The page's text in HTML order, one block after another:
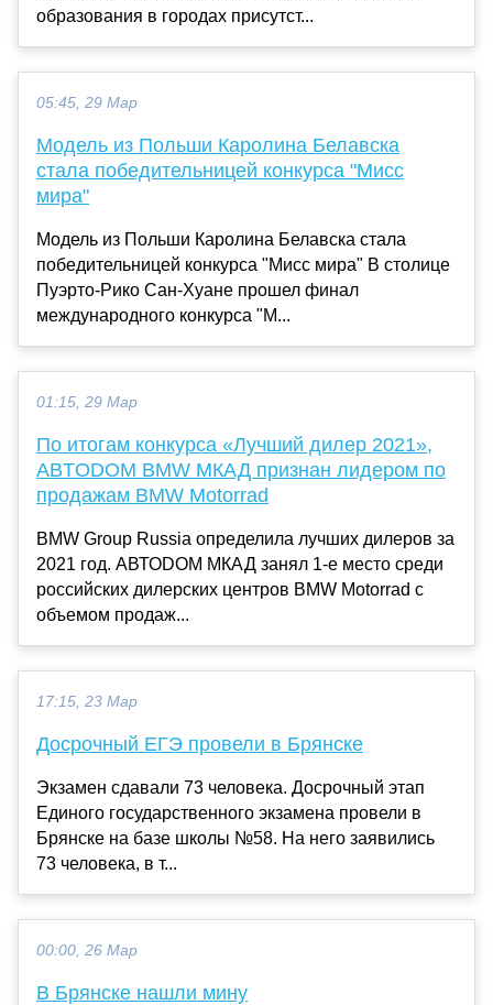
образования в городах присутст...
05:45, 29 Мар
Модель из Польши Каролина Белавска
стала победительницей конкурса "Мисс
мира"
Модель из Польши Каролина Белавска стала
победительницей конкурса "Мисс мира" В столице
Пуэрто-Рико Сан-Хуане прошел финал
международного конкурса "М...
01:15, 29 Мар
По итогам конкурса «Лучший дилер 2021»,
ABTODOM BMW МКАД признан лидером по
продажам BMW Motorrad
BMW Group Russia определила лучших дилеров за
2021 год. АВТОDОМ МКАД занял 1-е место среди
российских дилерских центров BMW Motorrad с
объемом продаж...
17:15, 23 Мар
Досрочный ЕГЭ провели в Брянске
Экзамен сдавали 73 человека. Досрочный этап
Единого государственного экзамена провели в
Брянске на базе школы №58. На него заявились
73 человека, в т...
00:00, 26 Мар
В Брянске нашли мину